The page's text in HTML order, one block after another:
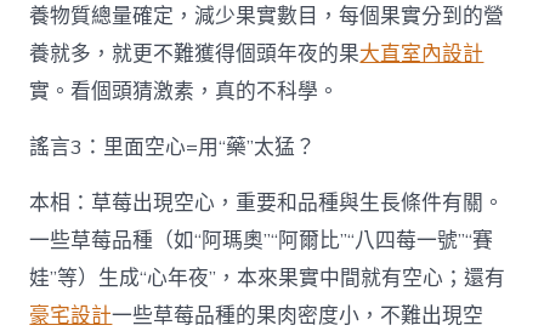
養物質總量確定，減少果實數目，每個果實分到的營
養就多，就更不難獲得個頭年夜的果大直室內設計
實。看個頭猜激素，真的不科學。
謠言3：里面空心=用“藥”太猛？
本相：草莓出現空心，重要和品種與生長條件有關。
一些草莓品種（如“阿瑪奧”“阿爾比”“八四莓一號”“賽
娃”等）生成“心年夜”，本來果實中間就有空心；還有
豪宅設計一些草莓品種的果肉密度小，不難出現空